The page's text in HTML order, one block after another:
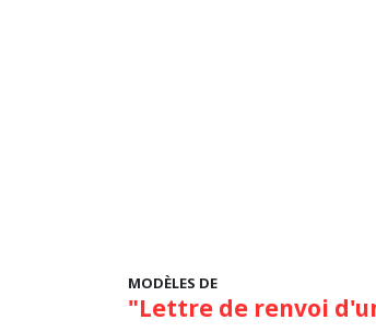
MODÈLES DE
"Lettre de renvoi